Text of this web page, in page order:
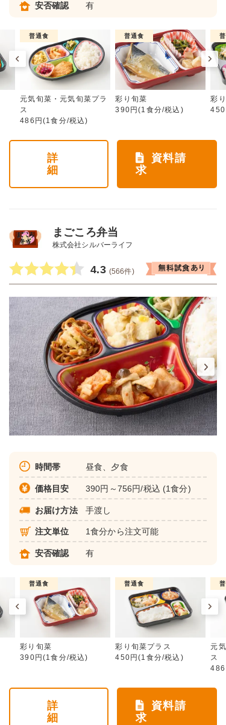
安否確認 有
普通食
元気旬菜・元気旬菜プラ
ス
486円(1食分/税込)
普通食
彩り旬菜
390円(1食分/税込)
彩
詳
細
資料請
求
まごころ弁当
株式会社シルバーライフ
4.3 (566件)
時間帯 昼食、夕食
価格目安 390円～756円/税込 (1食分)
お届け方法 手渡し
注文単位 1食分から注文可能
安否確認 有
普通食
彩り旬菜
390円(1食分/税込)
普通食
彩り旬菜プラス
450円(1食分/税込)
元
ス
詳
細
資料請
求